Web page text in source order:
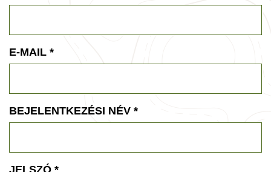
E-MAIL *
BEJELENTKEZÉSI NÉV *
JELSZÓ *